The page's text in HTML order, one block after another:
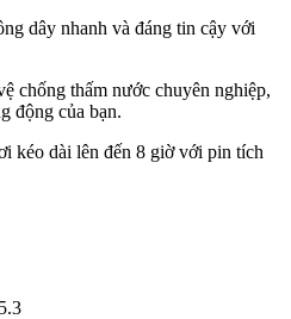
dây nhanh và đáng tin cậy với
chống thấm nước chuyên nghiệp,
động của bạn.
kéo dài lên đến 8 giờ với pin tích